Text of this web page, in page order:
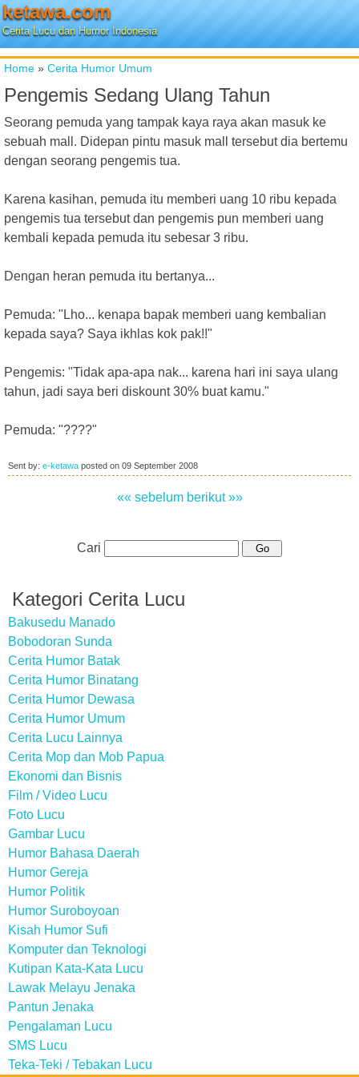
ketawa.com
Cerita Lucu dan Humor Indonesia
Home » Cerita Humor Umum
Pengemis Sedang Ulang Tahun
Seorang pemuda yang tampak kaya raya akan masuk ke
sebuah mall. Didepan pintu masuk mall tersebut dia bertemu
dengan seorang pengemis tua.
Karena kasihan, pemuda itu memberi uang 10 ribu kepada
pengemis tua tersebut dan pengemis pun memberi uang
kembali kepada pemuda itu sebesar 3 ribu.
Dengan heran pemuda itu bertanya...
Pemuda: "Lho... kenapa bapak memberi uang kembalian
kepada saya? Saya ikhlas kok pak!!"
Pengemis: "Tidak apa-apa nak... karena hari ini saya ulang
tahun, jadi saya beri diskount 30% buat kamu."
Pemuda: "????"
Sent by: e-ketawa posted on 09 September 2008
«« sebelum berikut »»
Cari
Kategori Cerita Lucu
Bakusedu Manado
Bobodoran Sunda
Cerita Humor Batak
Cerita Humor Binatang
Cerita Humor Dewasa
Cerita Humor Umum
Cerita Lucu Lainnya
Cerita Mop dan Mob Papua
Ekonomi dan Bisnis
Film / Video Lucu
Foto Lucu
Gambar Lucu
Humor Bahasa Daerah
Humor Gereja
Humor Politik
Humor Suroboyoan
Kisah Humor Sufi
Komputer dan Teknologi
Kutipan Kata-Kata Lucu
Lawak Melayu Jenaka
Pantun Jenaka
Pengalaman Lucu
SMS Lucu
Teka-Teki / Tebakan Lucu